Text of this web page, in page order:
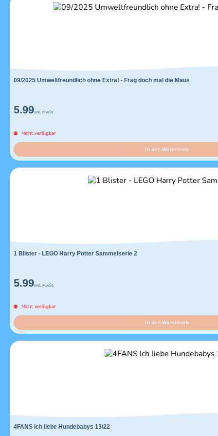
09/2025 Umweltfreundlich ohne Extra! - Frag doch mal die Maus
5.99inkl. MwSt.
Nicht verfügbar
In den Warenkorb
1 Blister - LEGO Harry Potter Sammelserie 2
5.99inkl. MwSt.
Nicht verfügbar
In den Warenkorb
4FANS Ich liebe Hundebabys 13/22